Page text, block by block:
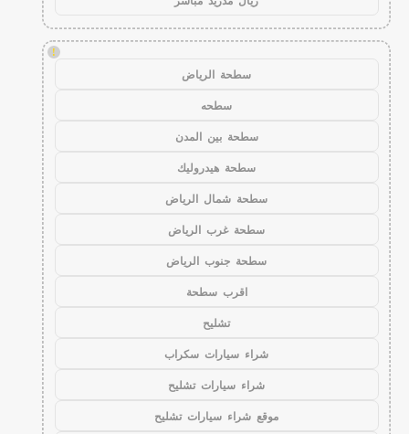
!
سطحة الرياض
سطحه
سطحة بين المدن
سطحة هيدروليك
سطحة شمال الرياض
سطحة غرب الرياض
سطحة جنوب الرياض
اقرب سطحة
تشليح
شراء سيارات سكراب
شراء سيارات تشليح
موقع شراء سيارات تشليح